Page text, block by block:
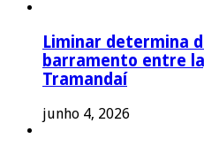
Liminar determina
barramento entre
Tramandaí
junho 4, 2026